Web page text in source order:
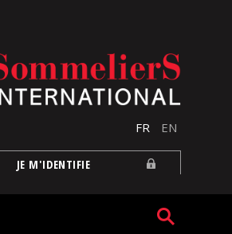
FR EN
JE M'IDENTIFIE